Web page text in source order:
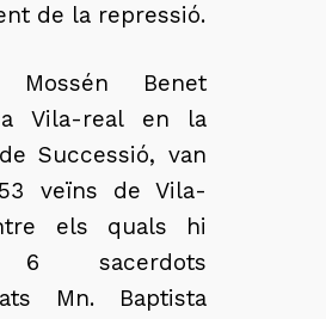
de la repressió.
Mossén Benet
a Vila-real en la
Successió, van
veïns de Vila-
els quals hi
6 sacerdots
Mn. Baptista